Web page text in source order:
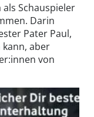
Schauspieler
Darin
Pater Paul,
aber
von